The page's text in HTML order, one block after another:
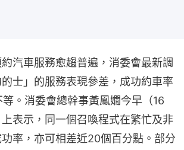
汽車服務愈趨普遍，消委會最新調
士」的服務表現參差，成功約車率
。消委會總幹事黃鳳嫺今早（16
表示，同一個召喚程式在繁忙及非
率，亦可相差近20個百分點。部分